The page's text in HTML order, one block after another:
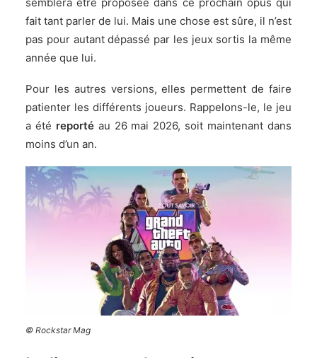
fait tant parler de lui. Mais une chose est sûre, il n’est
pas pour autant dépassé par les jeux sortis la même
année que lui.
Pour les autres versions, elles permettent de faire
patienter les différents joueurs. Rappelons-le, le jeu
a été reportéau 26 mai 2026, soit maintenant dans
moins d’un an.
© Rockstar Mag